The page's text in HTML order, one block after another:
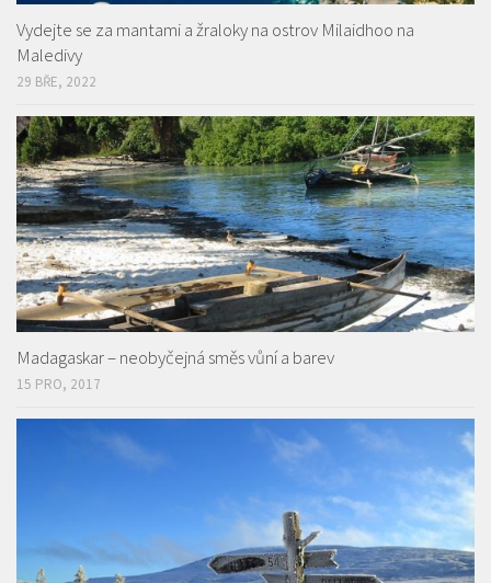
Vydejte se za mantami a žraloky na ostrov Milaidhoo na
Maledivy
29 BŘE, 2022
Madagaskar – neobyčejná směs vůní a barev
15 PRO, 2017